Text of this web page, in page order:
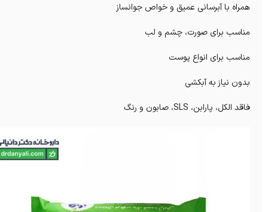
همراه با آبرسانی عمیق و خواص جوانساز
مناسب برای صورت، چشم و لب
مناسب برای انواع پوست
بدون نیاز به آبکشی
فاقد الکل، پارابن، SLS، صابون و رنگ